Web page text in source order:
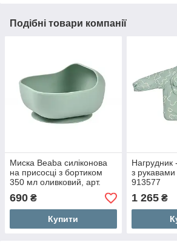
Подібні товари компанії
Миска Beaba силіконова
на присосці з бортиком
350 мл оливковий, арт.
913613
690 ₴
Купити
Нагрудник
з
913577
1 265₴